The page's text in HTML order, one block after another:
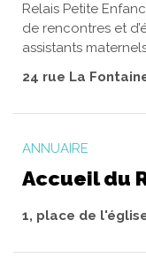
Relais Petite
de rencontres et
assistants
24 rue La
ANNUAIRE
Accueil du
1, place de